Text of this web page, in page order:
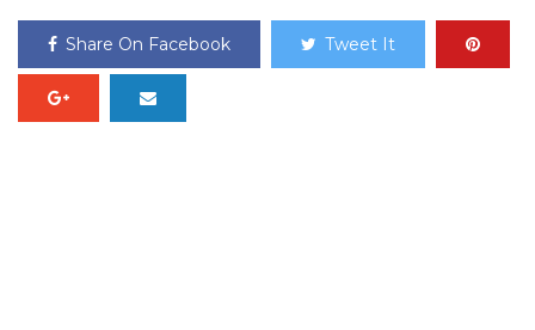
Share On Facebook Tweet It